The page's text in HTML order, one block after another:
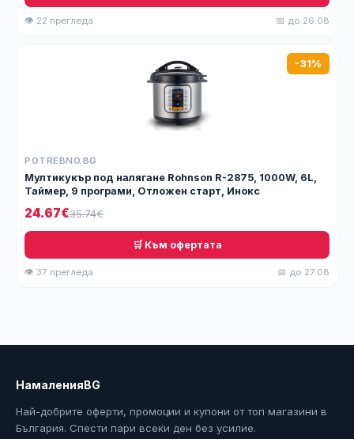
👁 22 прегледа 📅 до 26.08
-31%
POTREBNO.BG
Мултикукър под налягане Rohnson R-2875, 1000W, 6L,
Таймер, 9 програми, Отложен старт, Инокс
24.67€35.74€
🛒 Към офертата
👁 37 прегледа 📅 до 27.08
НамаленияBG
Най-добрите оферти, промоции и купони от топ магазини в
България. Спести пари всеки ден без усилие.